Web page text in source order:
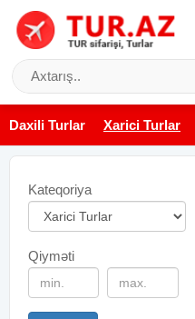
Daxili Turlar Xarici Turlar
Kateqoriya
Qiyməti